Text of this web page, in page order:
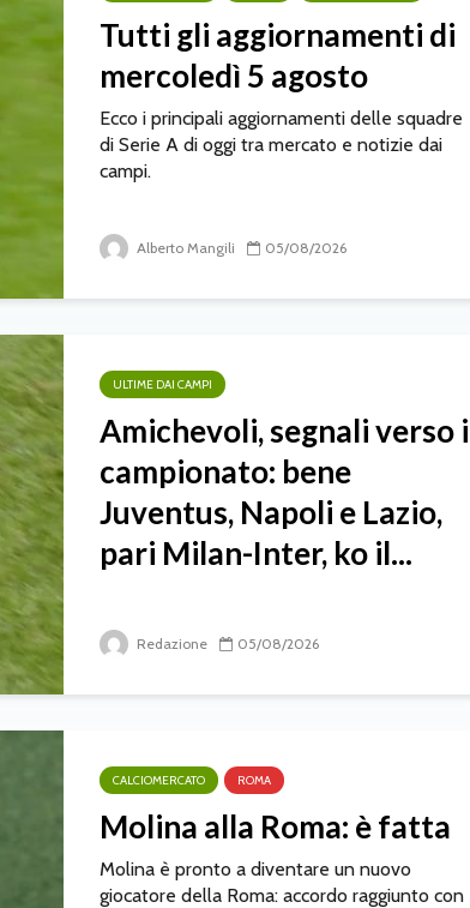
Tutti gli aggiornamenti di
mercoledì 5 agosto
Ecco i principali aggiornamenti delle squadre
di Serie A di oggi tra mercato e notizie dai
campi.
Alberto Mangili 05/08/2026
ULTIME DAI CAMPI
Amichevoli, segnali verso
campionato: bene
Juventus, Napoli e Lazio,
pari Milan-Inter, ko il...
Redazione 05/08/2026
CALCIOMERCATO ROMA
Molina alla Roma: è fatta
Molina è pronto a diventare un nuovo
giocatore della Roma: accordo raggiunto con